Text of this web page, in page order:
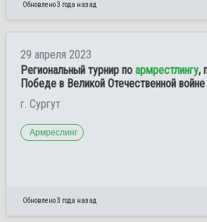
Обновлено 3 года назад
29 апреля 2023
Региональный турнир по армрестлингу,
Победе в Великой Отечественной войне
г. Сургут
Армреслинг
Обновлено 3 года назад